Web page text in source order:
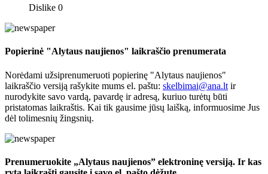
Dislike 0
Popierinė "Alytaus naujienos" laikraščio prenumerata
Norėdami užsiprenumeruoti popierinę "Alytaus naujienos"
laikraščio versiją rašykite mums el. paštu: skelbimai@ana.lt ir
nurodykite savo vardą, pavardę ir adresą, kuriuo turėtų būti
pristatomas laikraštis. Kai tik gausime jūsų laišką, informuosime Jus
dėl tolimesnių žingsnių.
Prenumeruokite „Alytaus naujienos” elektroninę versiją. Ir kas